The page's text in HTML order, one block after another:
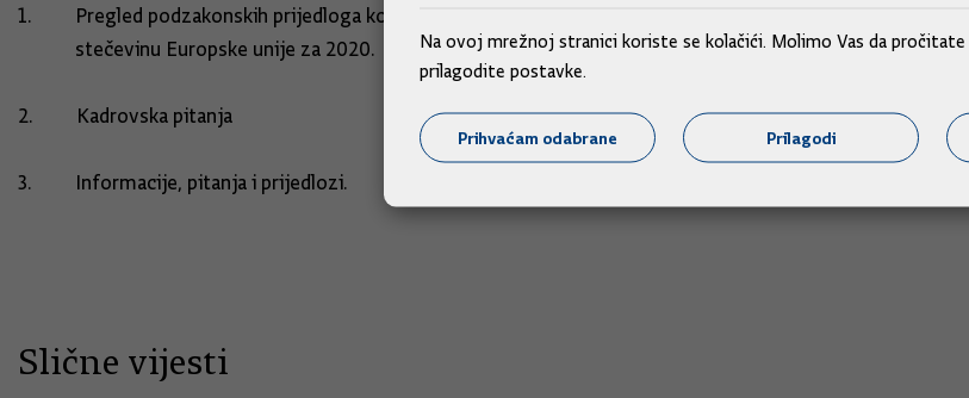
1. Pregled podzakonskih prijedloga kojima Republika Hrvatska preuzima pravnu
stečevinu Europske unije za 2020.
2. Kadrovska pitanja
3. Informacije, pitanja i prijedlozi.
Slične vijesti
Na ovoj mrežnoj stranici koriste se kolačići. Molimo Vas da pročitate
prilagodite postavke.
Prihvaćam odabrane Prilagodi